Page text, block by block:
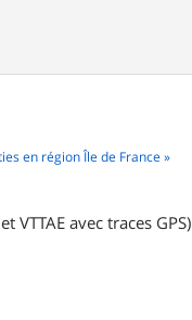
en région Île de France »
VTTAE avec traces GPS)